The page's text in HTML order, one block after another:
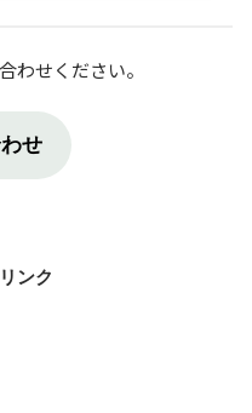
わせください。
せ
ンク